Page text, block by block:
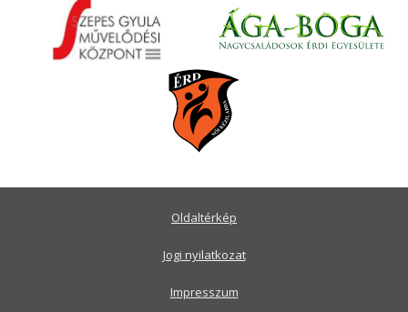
Oldaltérkép
Jogi nyilatkozat
Impresszum